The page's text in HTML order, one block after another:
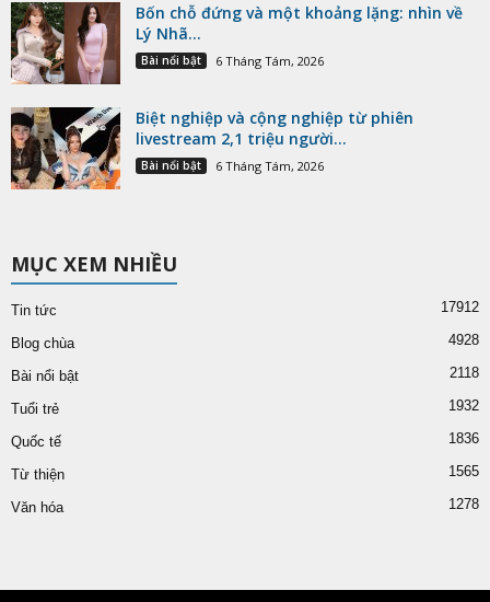
Bốn chỗ đứng và một khoảng lặng: nhìn về
Lý Nhã...
Bài nổi bật 6 Tháng Tám, 2026
Biệt nghiệp và cộng nghiệp từ phiên
livestream 2,1 triệu người...
Bài nổi bật 6 Tháng Tám, 2026
MỤC XEM NHIỀU
Tin tức 17912
Blog chùa 4928
Bài nổi bật 2118
Tuổi trẻ 1932
Quốc tế 1836
Từ thiện 1565
Văn hóa 1278